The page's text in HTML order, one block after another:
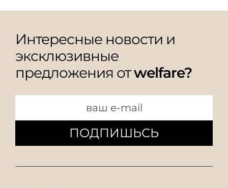
Интересные новости и
эксклюзивные
предложения отwelfare?
ПОДПИШЬСЬ